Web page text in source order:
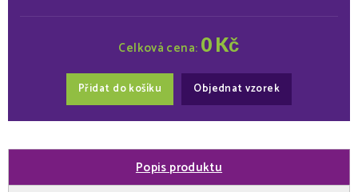
Celková cena: 0Kč
Přidat do košíku Objednat vzorek
Popis produktu